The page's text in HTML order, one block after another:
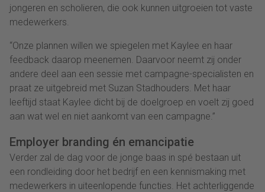
jongeren en scholieren, die ook kunnen uitgroeien tot vaste
medewerkers.
“Onze plannen willen we spiegelen met Kaylee en haar
feedback daarop meenemen. Daarvoor neemt zij onder
andere deel aan een sessie met campagne-specialisten en
praat ze uitgebreid met Suzan Stadhouders. Met haar
leeftijd staat Kaylee dicht bij de doelgroep en voelt zij goed
aan wat wel en niet aankomt van een campagne.”
Employer branding én emancipatie
Verder zal de dag voor de jonge baas in spé bestaan uit
een rondleiding door het bedrijf en een kennismaking met
medewerkers in uiteenlopende functies. Het achterliggende